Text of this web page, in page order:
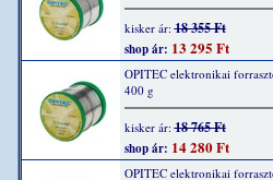
kisker ár:18 355 Ft
shop ár: 13 295 Ft
OPITEC elektronikai
400 g
kisker ár:18 765 Ft
shop ár: 14 280 Ft
OPITEC elektronikai